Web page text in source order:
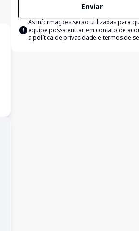
Enviar
As informações serão utilizadas para
equipe possa entrar em contato de
a política de privacidade e termos de